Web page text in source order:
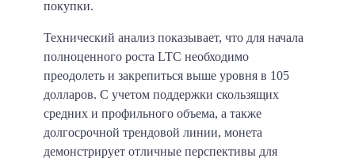
покупки.
Технический анализ показывает, что для начала
полноценного роста LTC необходимо
преодолеть и закрепиться выше уровня в 105
долларов. С учетом поддержки скользящих
средних и профильного объема, а также
долгосрочной трендовой линии, монета
демонстрирует отличные перспективы для